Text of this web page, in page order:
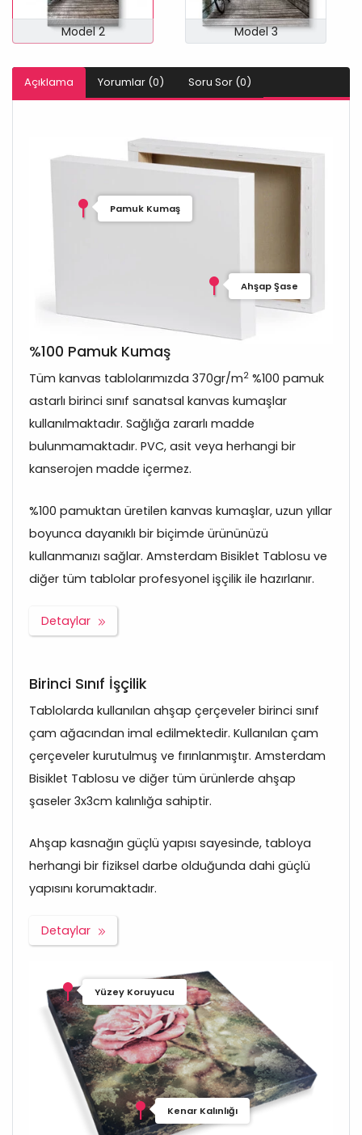
Model 2 Model 3
Açıklama Yorumlar (0) Soru Sor (0)
Pamuk Kumaş
Ahşap Şase
%100 Pamuk Kumaş
Tüm kanvas tablolarımızda 370gr/m2 %100 pamuk
astarlı birinci sınıf sanatsal kanvas kumaşlar
kullanılmaktadır. Sağlığa zararlı madde
bulunmamaktadır. PVC, asit veya herhangi bir
kanserojen madde içermez.
%100 pamuktan üretilen kanvas kumaşlar, uzun yıllar
boyunca dayanıklı bir biçimde ürününüzü
kullanmanızı sağlar. Amsterdam Bisiklet Tablosu ve
diğer tüm tablolar profesyonel işçilik ile hazırlanır.
Detaylar
Birinci Sınıf İşçilik
Tablolarda kullanılan ahşap çerçeveler birinci sınıf
çam ağacından imal edilmektedir. Kullanılan çam
çerçeveler kurutulmuş ve fırınlanmıştır. Amsterdam
Bisiklet Tablosu ve diğer tüm ürünlerde ahşap
şaseler 3x3cm kalınlığa sahiptir.
Ahşap kasnağın güçlü yapısı sayesinde, tabloya
herhangi bir fiziksel darbe olduğunda dahi güçlü
yapısını korumaktadır.
Detaylar
Yüzey Koruyucu
Kenar Kalınlığı